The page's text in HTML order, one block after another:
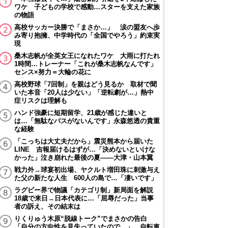
ワケ 子どもの学校で感動…スターを支えた家族
の物語
高校サッカー決勝で「まさか…」 涙の盟友へ歩
み寄り抱擁、中学時代の「全国でやろう」約束実
現
桑木志帆が全英女王になれたワケ 大雨に打たれ
1時間…トレーナー「これが桑木志帆なんです」
センス×努力＝大輪の花に
高校野球「7回制」を親はどう見るか 取材で聞
いた本音「20人は少ない」「逆転劇が…」熱中
症リスクは理解も
ハンド強豪に短期留学、21歳が感じた違いと
は…「無駄なパスがないんです」永森悠透の貴重
な経験
「こっちは大丈夫だから」震災熊本から届いた
LINE 吉報届けるはずが…「決めないといけな
かった」泣き崩れた最後の夏――大津・山本翼
戦力外→球宴初出場、ヤクルト増田珠に刺激与え
た父の新たな人生 600人の島で…「凄いです」
ラグビー界で物議「カテゴリ制」新局面を解説
18歳で来日→日本代表に…「屈辱だった」当事
者の訴え、その結末は
りくりゅう木原“脱線トーク”でまさかの告白